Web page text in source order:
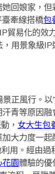
回娘家，
牽線搭橋包
貿易化的效
用景象級
正風行。以
青等原因融
， 女大生包
大力度一起
用。經由過
園體驗的優